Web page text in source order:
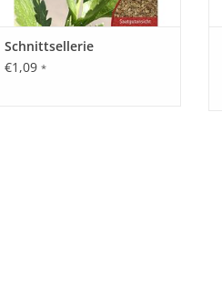
Schnittsellerie
€1,09 *